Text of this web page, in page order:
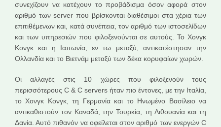
συνεχίζουν να κατέχουν το προβάδισμα όσον αφορά στον
αριθμό των server που βρίσκονται διαθέσιμοι στα χέρια των
επιτιθέμενων και, κατά συνέπεια, τον αριθμό των ιστοσελίδων
και των υπηρεσιών που φιλοξενούνται σε αυτούς. Το Χονγκ
Κονγκ και η Ιαπωνία, εν τω μεταξύ, αντικατέστησαν την
Ολλανδία και το Βιετνάμ μεταξύ των δέκα κορυφαίων χωρών.
Οι αλλαγές στις 10 χώρες που φιλοξενούν τους
περισσότερους C & C servers ήταν πιο έντονες, με την Ιταλία,
το Χονγκ Κονγκ, τη Γερμανία και το Ηνωμένο Βασίλειο να
αντικαθιστούν τον Καναδά, την Τουρκία, τη Λιθουανία και τη
Δανία. Αυτό πιθανόν να οφείλεται στον αριθμό των ενεργών C